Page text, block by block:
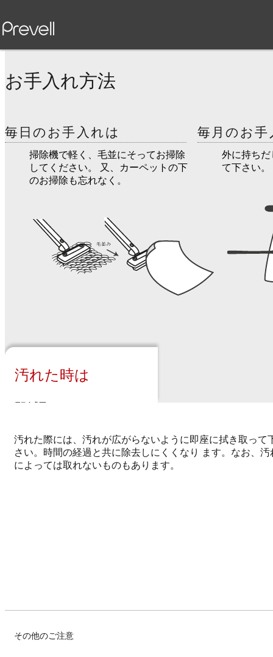
お手入れ方法
毎日のお手入れは
掃除機で軽く、毛並にそってお掃除
してください。 又、カーペットの下
のお掃除も忘れなく。
毎月のお手
外に持ち
て下さい。
汚れた時は
汚れた際には、汚れが広がらないように即座に拭き取って
さい。時間の経過と共に除去しにくくなり ます。なお、汚
によっては取れないものもあります。
その他のご注意